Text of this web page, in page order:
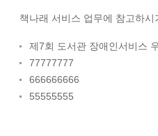
책나래 서비스 업무에 참고하시
제7회 도서관 장애인서비스
77777777
666666666
55555555